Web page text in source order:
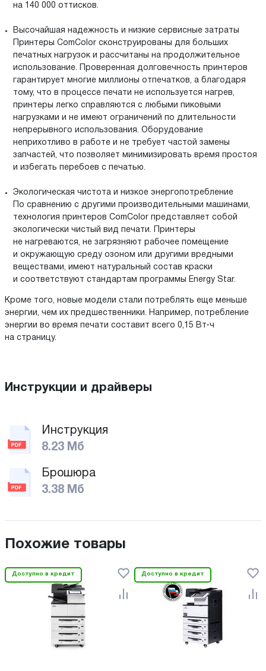
на 140 000 оттисков.
Высочайшая надежность и низкие сервисные затраты
Принтеры ComColor сконструированы для больших
печатных нагрузок и рассчитаны на продолжительное
использование. Проверенная долговечность принтеров
гарантирует многие миллионы отпечатков, а благодаря
тому, что в процессе печати не используется нагрев,
принтеры легко справляются с любыми пиковыми
нагрузками и не имеют ограничений по длительности
непрерывного использования. Оборудование
неприхотливо в работе и не требует частой замены
запчастей, что позволяет минимизировать время простоя
и избегать перебоев с печатью.
Экологическая чистота и низкое энергопотребление
По сравнению с другими производительными машинами,
технология принтеров ComColor представляет собой
экологически чистый вид печати. Принтеры
не нагреваются, не загрязняют рабочее помещение
и окружающую среду озоном или другими вредными
веществами, имеют натуральный состав краски
и соответствуют стандартам программы Energy Star.
Кроме того, новые модели стали потреблять еще меньше
энергии, чем их предшественники. Например, потребление
энергии во время печати составит всего 0,15 Вт-ч
на страницу.
Инструкции и драйверы
Инструкция
8.23 Мб
Брошюра
3.38 Мб
Похожие товары
Доступно в кредит Доступно в кредит